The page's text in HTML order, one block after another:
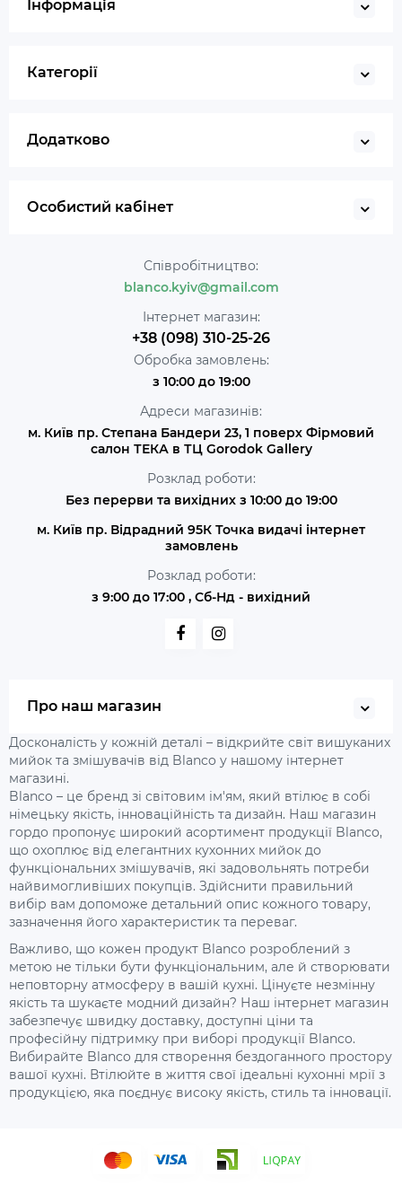
Інформація
Категорії
Додатково
Особистий кабінет
Співробітництво:
blanco.kyiv@gmail.com
Інтернет магазин:
+38 (098) 310-25-26
Обробка замовлень:
з 10:00 до 19:00
Адреси магазинів:
м. Київ пр. Степана Бандери 23, 1 поверх Фірмовий
салон ТЕКА в ТЦ Gorodok Gallery
Розклад роботи:
Без перерви та вихідних з 10:00 до 19:00
м. Київ пр. Відрадний 95К Точка видачі інтернет
замовлень
Розклад роботи:
з 9:00 до 17:00 , Сб-Нд - вихідний
Про наш магазин
Досконалість у кожній деталі – відкрийте світ вишуканих
мийок та змішувачів від Blanco у нашому інтернет
магазині.
Blanco – це бренд зі світовим ім'ям, який втілює в собі
німецьку якість, інноваційність та дизайн. Наш магазин
гордо пропонує широкий асортимент продукції Blanco,
що охоплює від елегантних кухонних мийок до
функціональних змішувачів, які задовольнять потреби
найвимогливіших покупців. Здійснити правильний
вибір вам допоможе детальний опис кожного товару,
зазначення його характеристик та переваг.
Важливо, що кожен продукт Blanco розроблений з
метою не тільки бути функціональним, але й створювати
неповторну атмосферу в вашій кухні. Цінуєте незмінну
якість та шукаєте модний дизайн? Наш інтернет магазин
забезпечує швидку доставку, доступні ціни та
професійну підтримку при виборі продукції Blanco.
Вибирайте Blanco для створення бездоганного простору
вашої кухні. Втілюйте в життя свої ідеальні кухонні мрії з
продукцією, яка поєднує високу якість, стиль та інновації.